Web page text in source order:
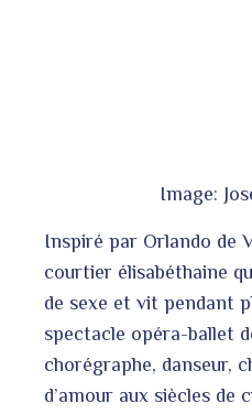
Image:
Inspiré par Orlando de
courtier élisabéthaine
de sexe et vit pendant
spectacle opéra-ballet
chorégraphe, danseur,
d’amour aux siècles de